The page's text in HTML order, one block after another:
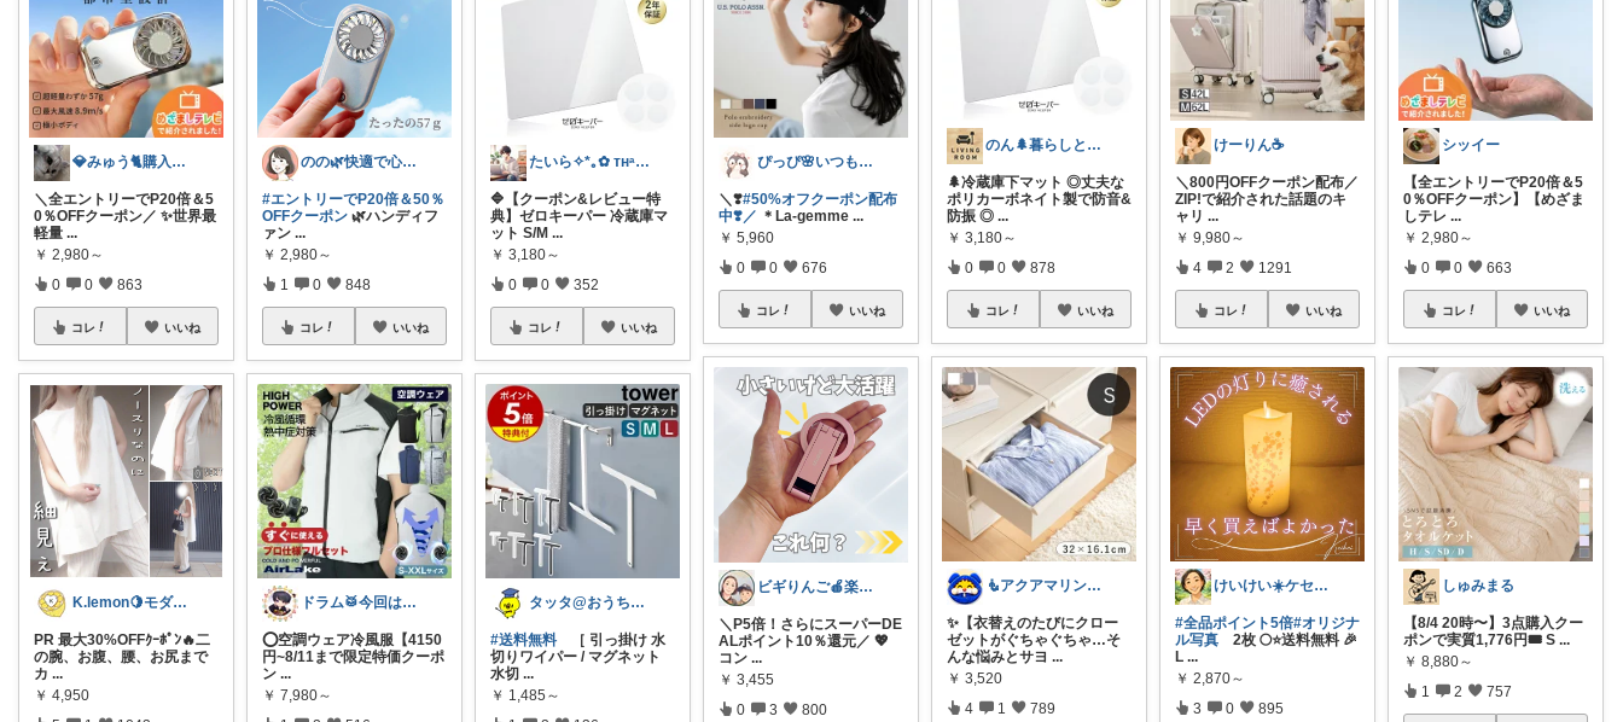
💎みゅう🐈購入感謝(❀ᴗ͈ˬᴗ͈)⁾
＼全エントリーでP20倍＆5
0％OFFクーポン／ ✨世界最
軽量 ...
￥ 2,980～
0 0 863
コレ いいね
K.lemon🍋モダン+家事楽+🐶
PR 最大30%OFFｸｰﾎﾟﾝ🔥二
の腕、お腹、腰、お尻まで
カ ...
￥ 4,950
のの🌿快適で心地よい暮らし♡
#エントリーでP20倍＆50％
OFFクーポン 🌿ハンディフ
ァン ...
￥ 2,980～
1 0 848
コレ いいね
ドラム🥁今回は助けて🉐
⭕️空調ウェア冷風服【4150
円~8/11まで限定特価クーポ
ン ...
￥ 7,980～
たいら✧*｡✿ ᴛʜᵃⁿᵏ ʸᵒᵘ✧˖°
🔷【クーポン&レビュー特
典】ゼロキーパー 冷蔵庫マ
ット S/M ...
￥ 3,180～
0 0 352
コレ いいね
タッタ@おうち時間を楽しく快適に！
#送料無料 ［ 引っ掛け 水
切りワイパー / マグネット
水切 ...
￥ 1,485～
ぴっぴ🌸いつもありがとうございます♡
＼❣️#50%オフクーポン配布
中❣️／ ＊La-gemme ...
￥ 5,960
0 0 676
コレ いいね
ビギりんご🍎楽する暮らし🏠
＼P5倍！さらにスーパーDE
ALポイント10％還元／ 💖
コン ...
￥ 3,455
0 3 800
のん🌲暮らしと家具
🌲冷蔵庫下マット ◎丈夫な
ポリカーボネイト製で防音&
防振 ◎ ...
￥ 3,180～
0 0 878
コレ いいね
🧜アクアマリン⚡️暮らしに笑顔をプラス
✨【衣替えのたびにクロー
ゼットがぐちゃぐちゃ…そ
んな悩みとサヨ ...
￥ 3,520
4 1 789
けーりん☕️
＼800円OFFクーポン配布／
ZIP!で紹介された話題のキ
ャリ ...
￥ 9,980～
4 2 1291
コレ いいね
けいけい☀️ケセラセラと軽やかに🌻
#全品ポイント5倍#オリジナ
ル写真 2枚 🌕️⭐送料無料 🎉
L ...
￥ 2,870～
3 0 895
シッイー
【全エントリーでP20倍＆5
0％OFFクーポン】【めざま
しテレ ...
￥ 2,980～
0 0 663
コレ いいね
しゅみまる
【8/4 20時〜】3点購入クー
ポンで実質1,776円🎟️ S ...
￥ 8,880～
1 2 757